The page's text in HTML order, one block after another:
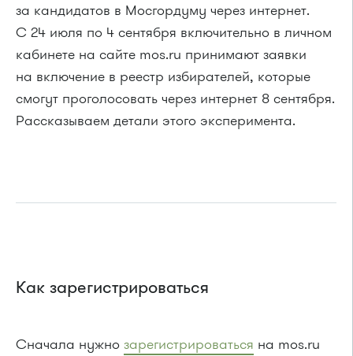
за кандидатов в Мосгордуму через интернет.
С 24 июля по 4 сентября включительно в личном
кабинете на сайте mos.ru принимают заявки
на включение в реестр избирателей, которые
смогут проголосовать через интернет 8 сентября.
Рассказываем детали этого эксперимента.
Как зарегистрироваться
Сначала нужно зарегистрироваться на mos.ru